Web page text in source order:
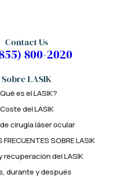
Sobre LASIK
es el LASIK?
Coste del LASIK
cirugía láser ocular
SOBRE LASIK
recuperación del LASIK
durante y después
Contact Us
800-2020